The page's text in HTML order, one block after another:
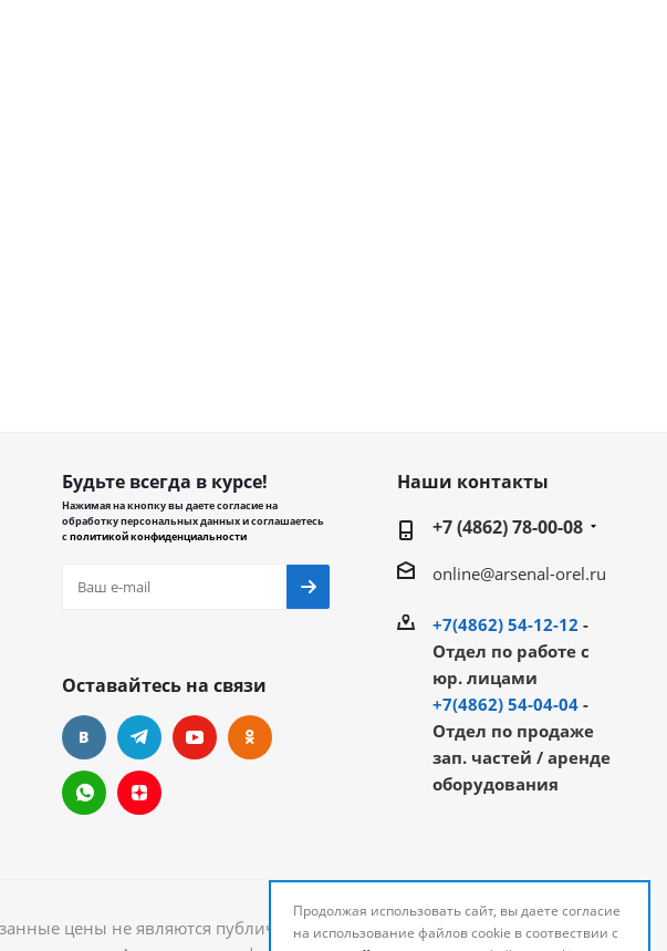
Будьте всегда в курсе!
Нажимая на кнопку вы даете согласие на
обработку персональных данных и соглашаетесь
сполитикой конфиденциальности
Оставайтесь на связи
Наши контакты
+7 (4862) 78-00-08
online@arsenal-orel.ru
+7(4862) 54-12-12 -
Отдел по работе с
юр. лицами
+7(4862) 54-04-04-
Отдел по продаже
зап. частей / аренде
оборудования
цены не являются публичной офертой и могут быть изменены.
Продолжая использовать сайт, вы даете согласие
на использование файлов cookie в соотвествии с